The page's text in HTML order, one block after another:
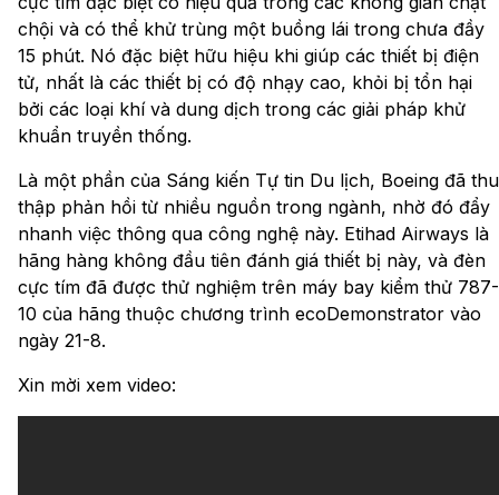
chội và có thể khử trùng một buồng lái trong chưa đầy
15 phút. Nó đặc biệt hữu hiệu khi giúp các thiết bị điện
tử, nhất là các thiết bị có độ nhạy cao, khỏi bị tổn hại
bởi các loại khí và dung dịch trong các giải pháp khử
khuẩn truyền thống.
Là một phần của Sáng kiến Tự tin Du lịch, Boeing đã thu
thập phản hồi từ nhiều nguồn trong ngành, nhờ đó đẩy
nhanh việc thông qua công nghệ này. Etihad Airways là
hãng hàng không đầu tiên đánh giá thiết bị này, và đèn
cực tím đã được thử nghiệm trên máy bay kiểm thử 787-
10 của hãng thuộc chương trình ecoDemonstrator vào
ngày 21-8.
Xin mời xem video: